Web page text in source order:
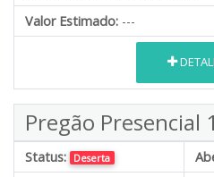
Valor Estimado: ---
Pregão Presencial
Status: Deserta